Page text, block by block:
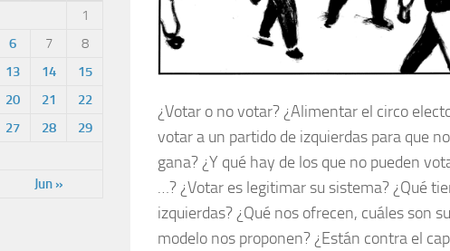
¿Votar o no votar? ¿Alimentar el circo
votar a un partido de izquierdas para que
gana? ¿Y qué hay de los que no pueden
…? ¿Votar es legitimar su sistema? ¿Qué
izquierdas? ¿Qué nos ofrecen, cuáles son
modelo nos proponen? ¿Están contra el
Jun »
1
6 7
8
13 14
15
20 21
22
27 28
29